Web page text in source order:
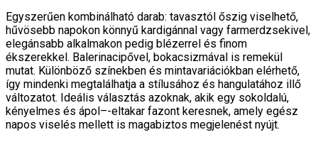
Egyszerűen kombinálható darab: tavasztól őszig viselhető,
hűvösebb napokon könnyű kardigánnal vagy farmerdzsekivel,
elegánsabb alkalmakon pedig blézerrel és finom
ékszerekkel. Balerinacipővel, bokacsizmával is remekül
mutat. Különböző színekben és mintavariációkban elérhető,
így mindenki megtalálhatja a stílusához és hangulatához illő
változatot. Ideális választás azoknak, akik egy sokoldalú,
kényelmes és ápol–-eltakar fazont keresnek, amely egész
napos viselés mellett is magabiztos megjelenést nyújt.